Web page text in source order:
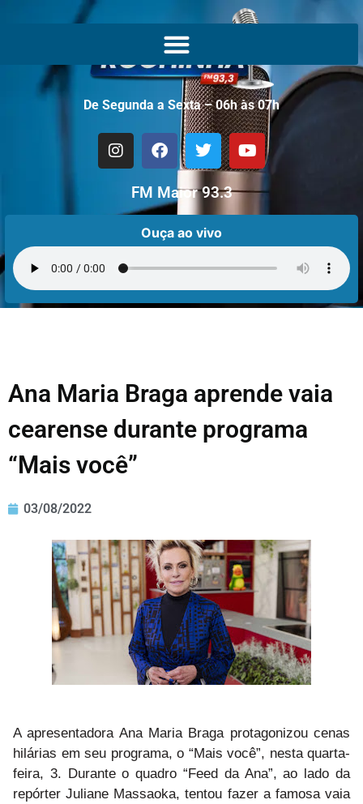
De Segunda a Sexta – 06h às 07h
FM Maior 93.3
Ouça ao vivo
Ana Maria Braga aprende vaia
cearense durante programa
“Mais você”
03/08/2022
A apresentadora Ana Maria Braga protagonizou cenas
hilárias em seu programa, o “Mais você”, nesta quarta-
feira, 3. Durante o quadro “Feed da Ana”, ao lado da
repórter Juliane Massaoka, tentou fazer a famosa vaia